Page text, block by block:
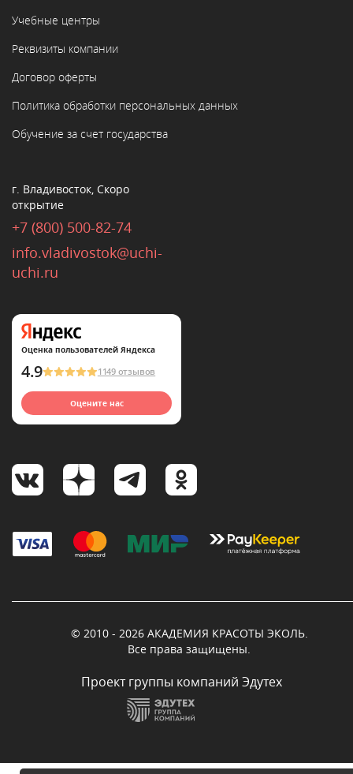
Учебные центры
Реквизиты компании
Договор оферты
Политика обработки персональных данных
Обучение за счет государства
г. Владивосток, Скоро
открытие
+7 (800) 500-82-74
info.vladivostok@uchi-
uchi.ru
Оценка пользователей Яндекса
4.9 1149 отзывов
Оцените нас
© 2010 - 2026 АКАДЕМИЯ КРАСОТЫ ЭКОЛЬ.
Все права защищены.
Проект группы компаний Эдутех